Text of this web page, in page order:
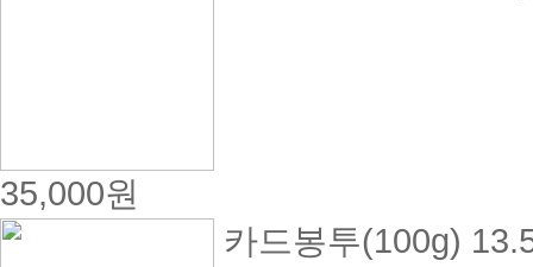
35,000원
카드봉투(100g)